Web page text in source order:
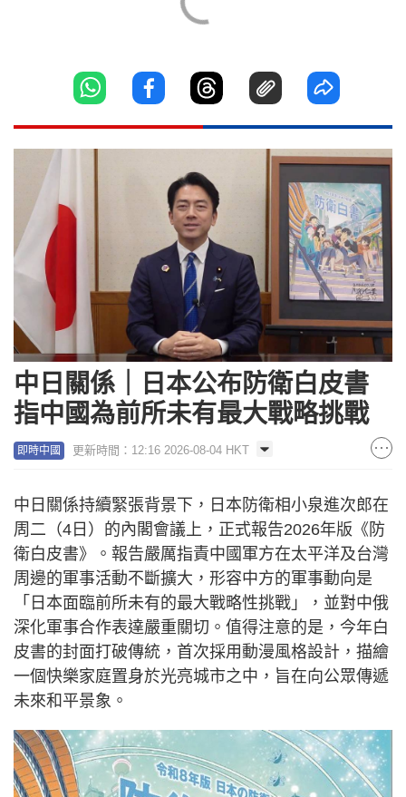
中日關係｜日本公布防衛白皮書
指中國為前所未有最大戰略挑戰
即時中國 更新時間：12:16 2026-08-04 HKT
中日關係持續緊張背景下，日本防衛相小泉進次郎在
周二（4日）的內閣會議上，正式報告2026年版《防
衛白皮書》。報告嚴厲指責中國軍方在太平洋及台灣
周邊的軍事活動不斷擴大，形容中方的軍事動向是
「日本面臨前所未有的最大戰略性挑戰」，並對中俄
深化軍事合作表達嚴重關切。值得注意的是，今年白
皮書的封面打破傳統，首次採用動漫風格設計，描繪
一個快樂家庭置身於光亮城市之中，旨在向公眾傳遞
未來和平景象。